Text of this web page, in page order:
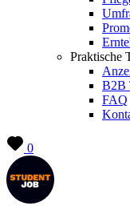
Praktische
B2B
FAQ
0